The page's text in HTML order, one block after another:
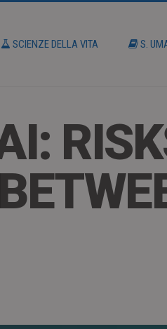
SCIENZE DELLA VITA S.